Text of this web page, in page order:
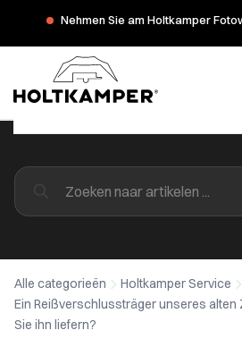
Nehmen Sie am Holtkamper
Alle categorieën
Holtkamper Service
Ein Reißverschlussträger unseres alten
Sie ihn liefern?